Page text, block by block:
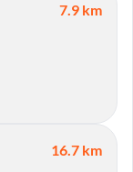
7.9 km
16.7 km